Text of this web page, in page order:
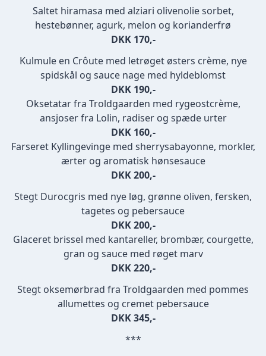
Saltet hiramasa med alziari olivenolie sorbet,
hestebønner, agurk, melon og korianderfrø
DKK 170,-
Kulmule en Crôute med letrøget østers crème, nye
spidskål og sauce nage med hyldeblomst
DKK 190,-
Oksetatar fra Troldgaarden med rygeostcrème,
ansjoser fra Lolin, radiser og spæde urter
DKK 160,-
Farseret Kyllingevinge med sherrysabayonne, morkler,
ærter og aromatisk hønsesauce
DKK 200,-
Stegt Durocgris med nye løg, grønne oliven, fersken,
tagetes og pebersauce
DKK 200,-
Glaceret brissel med kantareller, brombær, courgette,
gran og sauce med røget marv
DKK 220,-
Stegt oksemørbrad fra Troldgaarden med pommes
allumettes og cremet pebersauce
DKK 345,-
***